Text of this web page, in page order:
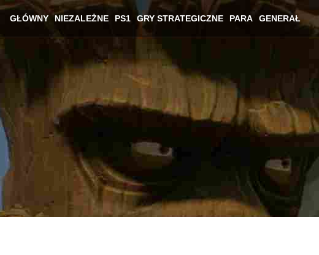
GŁÓWNY NIEZALEŻNE PS1 GRY STRATEGICZNE PARA GENERAŁ